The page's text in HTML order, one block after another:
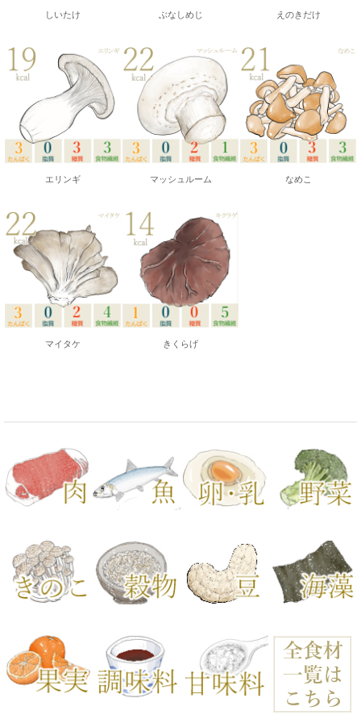
しいたけ
エリンギ
マイタケ
ぶなしめじ
マッシュルーム
きくらげ
えのきだけ
なめこ